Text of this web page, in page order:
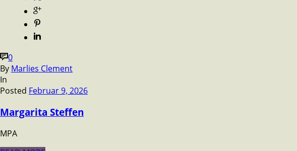
0
By Marlies Clement
In
Posted Februar 9, 2026
Margarita Steffen
MPA